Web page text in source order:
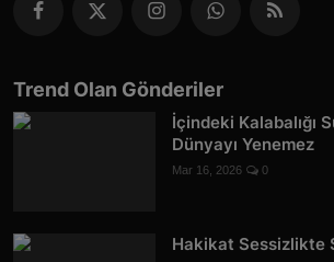
Trend Olan Gönderiler
İçindeki Kalabalığı
Dünyayı Yenemez
Mar 16, 2026 0
Hakikat Sessizlikte